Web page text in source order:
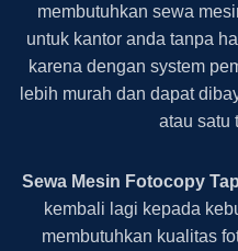
membutuhkan sewa
untuk kantor anda tanpa
karena dengan system
lebih murah dan dapat
atau satu
Sewa Mesin Fotocopy
kembali lagi kepada
membutuhkan kualitas